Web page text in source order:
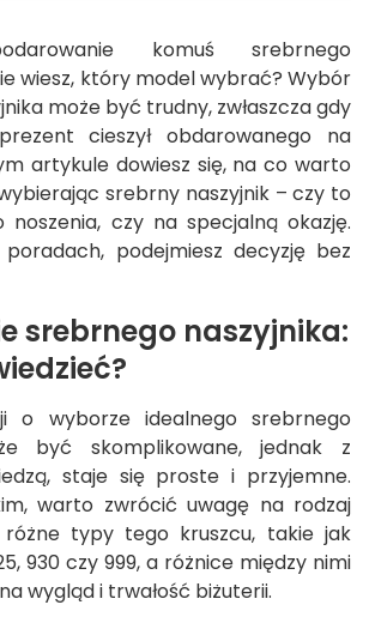
komuś srebrnego
wiesz, który model wybrać? Wybór
może być trudny, zwłaszcza gdy
cieszył obdarowanego na
artykule dowiesz się, na co warto
srebrny naszyjnik – czy to
noszenia, czy na specjalną okazję.
podejmiesz decyzję bez
srebrnego naszyjnika:
o wyborze idealnego srebrnego
być skomplikowane, jednak z
staje się proste i przyjemne.
warto zwrócić uwagę na rodzaj
różne typy tego kruszcu, takie jak
930 czy 999, a różnice między nimi
wygląd i trwałość biżuterii.